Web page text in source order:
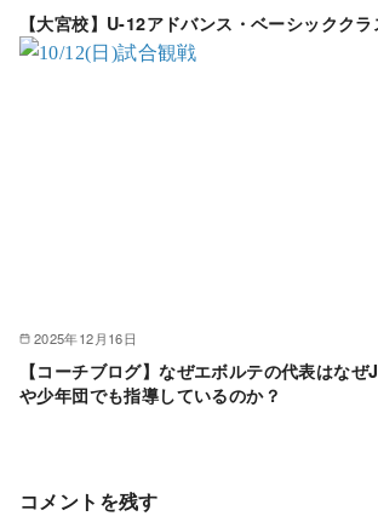
【大宮校】U-12アドバンス・ベーシッククラ
2025年12月16日
【コーチブログ】なぜエボルテの代表はな
や少年団でも指導しているのか？
コメントを残す